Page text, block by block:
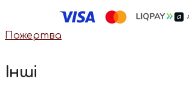
Пожертва
Інші